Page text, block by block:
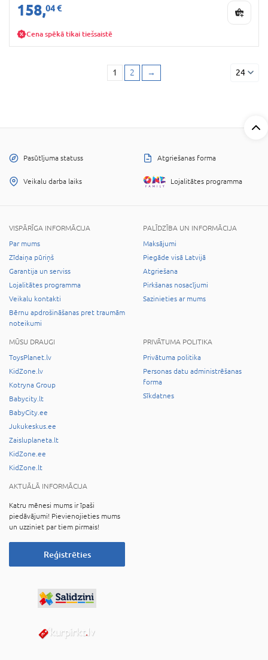
158,04 €
Cena spēkā tikai tiešsaistē
1 2 → 24
Pasūtījuma statuss Atgriešanas forma
Veikalu darba laiks Lojalitātes programma
VISPĀRĪGA INFORMĀCIJA
Par mums
Zīdaiņa pūriņš
Garantija un serviss
Lojalitātes programma
Veikalu kontakti
Bērnu apdrošināšanas pret traumām
noteikumi
PALĪDZĪBA UN INFORMĀCIJA
Maksājumi
Piegāde visā Latvijā
Atgriešana
Pirkšanas nosacījumi
Sazinieties ar mums
MŪSU DRAUGI
ToysPlanet.lv
KidZone.lv
Kotryna Group
Babycity.lt
BabyCity.ee
Jukukeskus.ee
Zaisluplaneta.lt
KidZone.ee
KidZone.lt
PRIVĀTUMA POLITIKA
Privātuma politika
Personas datu administrēšanas
forma
Sīkdatnes
AKTUĀLĀ INFORMĀCIJA
Katru mēnesi mums ir īpaši
piedāvājumi! Pievienojieties mums
un uzziniet par tiem pirmais!
Reģistrēties